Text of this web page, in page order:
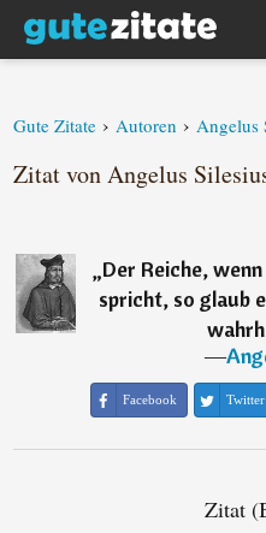
Gute Zitate › Autoren › Angelus
Zitat von Angelus
„Der Reiche,
spricht, so glaub
―
Facebook Twitter
Zitat